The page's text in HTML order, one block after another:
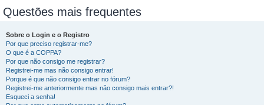
Questões mais frequentes
Sobre o Login e o Registro
Por que preciso registrar-me?
O que é a COPPA?
Por que não consigo me registrar?
Registrei-me mas não consigo entrar!
Porque é que não consigo entrar no fórum?
Registrei-me anteriormente mas não consigo mais entrar?!
Esqueci a senha!